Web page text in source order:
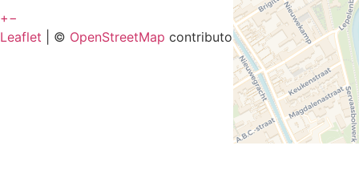
+−
Leaflet | © OpenStreetMap contributors and ©CARTO